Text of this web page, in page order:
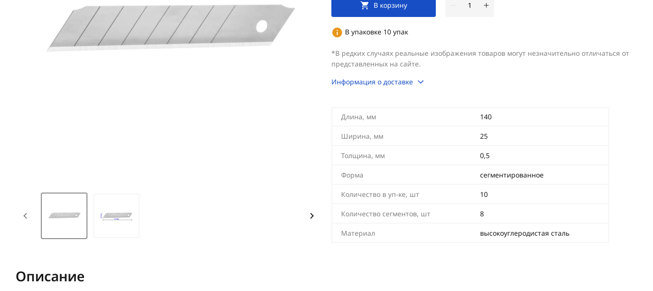
В корзину
В упаковке 10 упак
*В редких случаях реальные изображения товаров могут незначительно отличаться от
представленных на сайте.
Информация о доставке
Длина, мм 140
Ширина, мм 25
Толщина, мм 0,5
Форма сегментированное
Количество в уп-ке, шт 10
Количество сегментов, шт 8
Материал высокоуглеродистая сталь
Описание